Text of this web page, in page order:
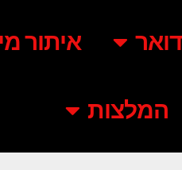
איתור
המלצות